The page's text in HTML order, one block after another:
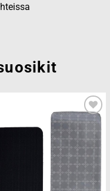
Add to
wishlist